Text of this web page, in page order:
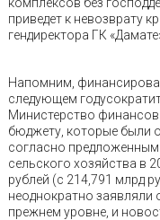
приведет к невозврату
гендиректора ГК
Напомним,
следующем
Министерство
бюджету, которые были
согласно
сельского хозяйства в
рублей (с 214,791 млрд
неоднократно заявляли
прежнем уровне, и